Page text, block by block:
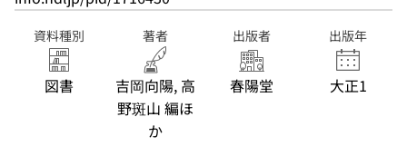
資料種別
図書
著者
吉岡向陽, 高
野斑山 編ほ
か
出版者
春陽堂
出版年
大正1